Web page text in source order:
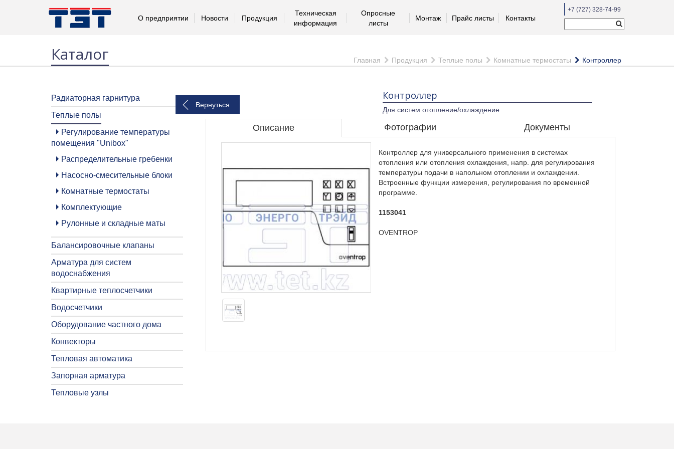
О предприятии Новости Продукция
Техническая
информация
Опросные
листы
Монтаж Прайс листы Контакты
+7 (727) 328-74-99
Каталог Главная Продукция Теплые полы Комнатные термостаты Контроллер
Радиаторная гарнитура
Теплые полы
Регулирование температуры
помещения "Unibox"
Распределительные гребенки
Насосно-смесительные блоки
Комнатные термостаты
Комплектующие
Рулонные и складные маты
Балансировочные клапаны
Арматура для систем
водоснабжения
Квартирные теплосчетчики
Водосчетчики
Оборудование частного дома
Конвекторы
Тепловая автоматика
Запорная арматура
Тепловые узлы
Вернуться
Контроллер
Для систем отопление/охлаждение
Описание Фотографии Документы
Контроллер для универсального применения в системах
отопления или отопления охлаждения, напр. для регулирования
температуры подачи в напольном отоплении и охлаждении.
Встроенные функции измерения, регулирования по временной
программе.
1153041
OVENTROP